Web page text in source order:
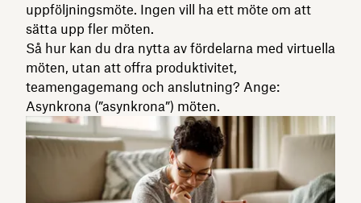
uppföljningsmöte. Ingen vill ha ett möte om att
sätta upp fler möten.
Så hur kan du dra nytta av fördelarna med virtuella
möten, utan att offra produktivitet,
teamengagemang och anslutning? Ange:
Asynkrona (”asynkrona”) möten.